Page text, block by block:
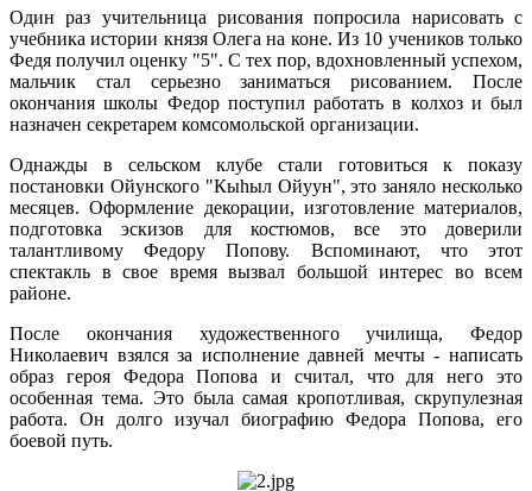
Один раз учительница рисования попросила нарисовать с
учебника истории князя Олега на коне. Из 10 учеников только
Федя получил оценку "5". С тех пор, вдохновленный успехом,
мальчик стал серьезно заниматься рисованием. После
окончания школы Федор поступил работать в колхоз и был
назначен секретарем комсомольской организации.
Однажды в сельском клубе стали готовиться к показу
постановки Ойунского "Кыһыл Ойуун", это заняло несколько
месяцев. Оформление декорации, изготовление материалов,
подготовка эскизов для костюмов, все это доверили
талантливому Федору Попову. Вспоминают, что этот
спектакль в свое время вызвал большой интерес во всем
районе.
После окончания художественного училища, Федор
Николаевич взялся за исполнение давней мечты - написать
образ героя Федора Попова и считал, что для него это
особенная тема. Это была самая кропотливая, скрупулезная
работа. Он долго изучал биографию Федора Попова, его
боевой путь.